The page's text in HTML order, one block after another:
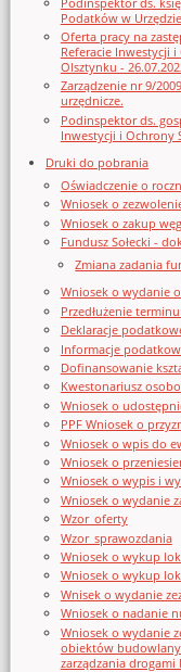
Podatków w
Oferta pracy na
Referacie Inwestycji
Olsztynku -
Zarządzenie nr 9/
urzędnicze.
Podinspektor ds.
Inwestycji i Ochrony
Druki do pobrania
Oświadczenie o
Wniosek o
Wniosek o zakup
Fundusz Sołecki -
Zmiana zadania
Wniosek o wydanie
Przedłużenie
Deklaracje
Informacje
Dofinansowanie
Kwestonariusz
Wniosek o
PPF Wniosek o
Wniosek o wpis do
Wniosek o
Wniosek o wypis i
Wniosek o wydanie
Wzor_oferty
Wzor_sprawozdania
Wniosek o wykup
Wniosek o wykup
Wnisek o wydanie
Wniosek o nadanie
Wniosek o wydanie
obiektów
zarządzania